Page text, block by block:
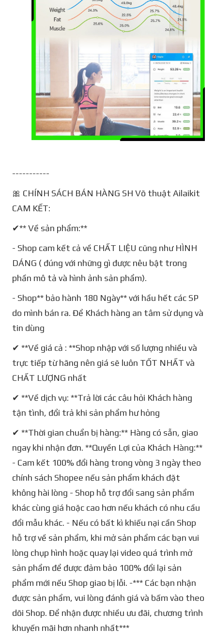
-----------
🎀 CHÍNH SÁCH BÁN HÀNG SH Võ thuật Ailaikit
CAM KẾT:
✔** Về sản phẩm:**
- Shop cam kết cả về CHẤT LIỆU cũng như HÌNH
DÁNG ( đúng với những gì được nêu bật trong
phần mô tả và hình ảnh sản phẩm).
- Shop** bảo hành 180 Ngày** với hầu hết các SP
do mình bán ra. Để Khách hàng an tâm sử dụng và
tin dùng
✔ **Về giá cả : **Shop nhập với số lượng nhiều và
trực tiếp từ hãng nên giá sẽ luôn TỐT NHẤT và
CHẤT LƯỢNG nhất
✔ **Về dịch vụ: **Trả lời các câu hỏi Khách hàng
tận tình, đổi trả khi sản phẩm hư hỏng
✔ **Thời gian chuẩn bị hàng:** Hàng có sẵn, giao
ngay khi nhận đơn. **Quyền Lợi của Khách Hàng:**
- Cam kết 100% đổi hàng trong vòng 3 ngày theo
chính sách Shopee nếu sản phẩm khách đặt
không hài lòng - Shop hỗ trợ đổi sang sản phẩm
khác cùng giá hoặc cao hơn nếu khách có nhu cầu
đổi mẫu khác. - Nếu có bất kì khiếu nại cần Shop
hỗ trợ về sản phẩm, khi mở sản phẩm các bạn vui
lòng chụp hình hoặc quay lại video quá trình mở
sản phẩm để được đảm bảo 100% đổi lại sản
phẩm mới nếu Shop giao bị lỗi. -*** Các bạn nhận
được sản phẩm, vui lòng đánh giá và bấm vào theo
dõi Shop. Để nhận được nhiều ưu đãi, chương trình
khuyến mãi hơn nhanh nhất***